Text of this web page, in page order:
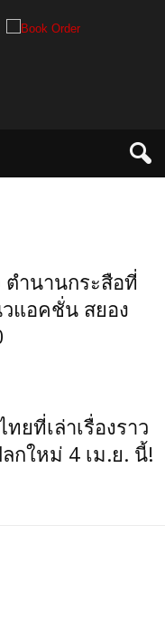
ตำนานกระสือที่
แอคชั่น สยอง
ยที่เล่าเรื่องราว
กใหม่ 4 เม.ย. นี้!